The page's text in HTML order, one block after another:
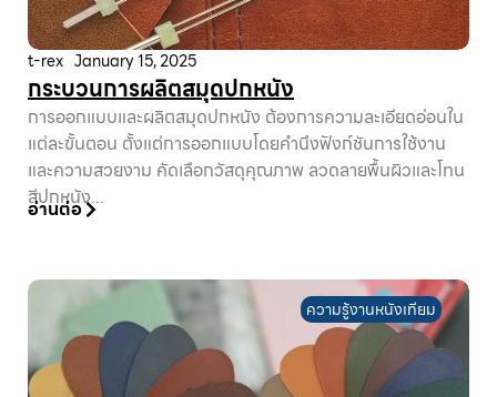
t-rex January 15, 2025
กระบวนการผลิตสมุดปกหนัง
การออกแบบและผลิตสมุดปกหนัง ต้องการความละเอียดอ่อนใน
แต่ละขั้นตอน ตั้งแต่การออกแบบโดยคำนึงฟังก์ชันการใช้งาน
และความสวยงาม คัดเลือกวัสดุคุณภาพ ลวดลายพื้นผิวและโทน
สีปกหนัง...
อ่านต่อ
ความรู้งานหนังเทียม